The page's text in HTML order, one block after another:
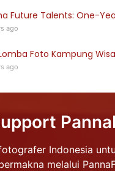
Future Talents: One-
ago
Foto Kampung
ago
Indonesia
melalui